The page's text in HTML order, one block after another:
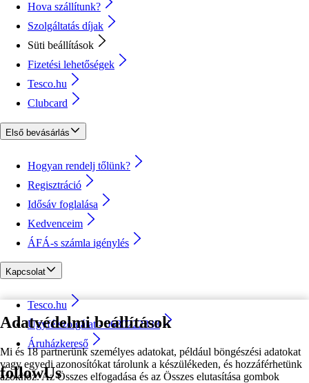
Adatvédelmi beállítások
Mi és 18 partnerünk személyes adatokat, például böngészési adatokat
vagy egyedi azonosítókat tárolunk a készülékeden, és hozzáférhetünk
azokhoz. Az Összes elfogadása és az Összes elutasítása gombok
Hova szállítunk?
Szolgáltatás díjak
Süti beállítások
Fizetési lehetőségek
Tesco.hu
Clubcard
Első bevásárlás
Hogyan rendelj tőlünk?
Regisztráció
Idősáv foglalása
Kedvenceim
ÁFÁ-s számla igénylés
Kapcsolat
Tesco.hu
Ügyfélszolgálat - 0680222333
Áruházkereső
followUs